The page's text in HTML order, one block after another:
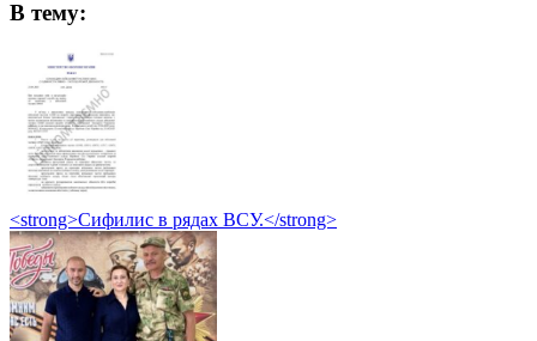
В тему:
<strong>Сифилис в рядах ВСУ.</strong>